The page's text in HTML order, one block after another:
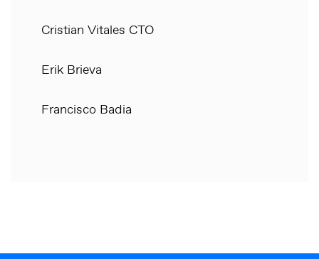
Cristian Vitales CTO
Erik Brieva
Francisco Badia